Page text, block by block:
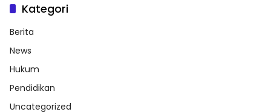
Kategori
Berita
News
Hukum
Pendidikan
Uncategorized